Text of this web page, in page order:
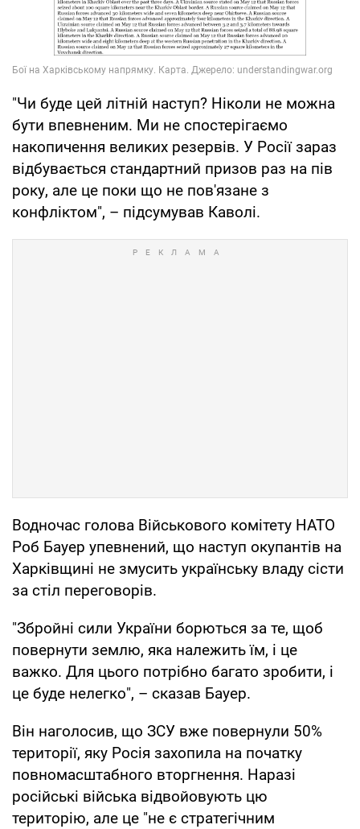
"Чи буде цей літній наступ? Ніколи не можна
бути впевненим. Ми не спостерігаємо
накопичення великих резервів. У Росії зараз
відбувається стандартний призов раз на пів
року, але це поки що не пов'язане з
конфліктом", – підсумував Каволі.
Водночас голова Військового комітету НАТО
Роб Бауер упевнений, що наступ окупантів на
Харківщині не змусить українську владу сісти
за стіл переговорів.
"Збройні сили України борються за те, щоб
повернути землю, яка належить їм, і це
важко. Для цього потрібно багато зробити, і
це буде нелегко", – сказав Бауер.
Він наголосив, що ЗСУ вже повернули 50%
території, яку Росія захопила на початку
повномасштабного вторгнення. Наразі
російські війська відвойовують цю
територію, але це "не є стратегічним